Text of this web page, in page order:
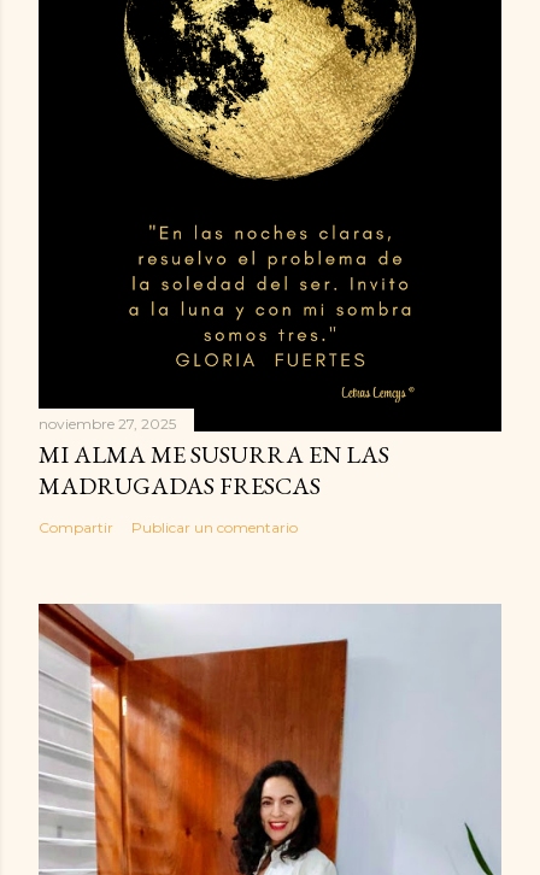
noviembre 27, 2025
MI ALMA ME SUSURRA EN LAS
MADRUGADAS FRESCAS
Compartir Publicar un comentario